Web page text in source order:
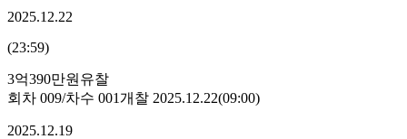
2025.12.22
(23:59)
3억390만원 유찰
회차 009/차수 001개찰 2025.12.22(09:00)
2025.12.19